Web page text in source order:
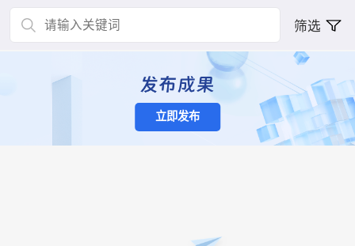
筛选
立即发布